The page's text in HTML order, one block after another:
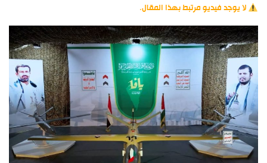
لا يوجد فيديو مرتبط بهذا المقال.